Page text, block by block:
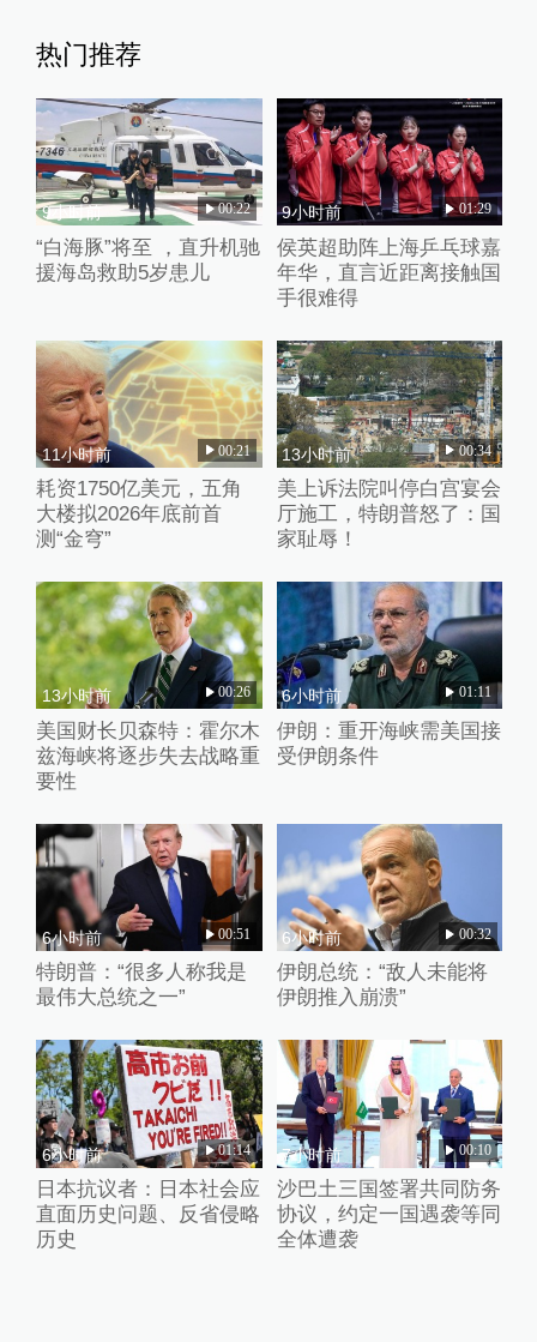
热门推荐
9小时前 00:22
“白海豚”将至 ，直升机驰
援海岛救助5岁患儿
9小时前 01:29
侯英超助阵上海乒乓球嘉
年华，直言近距离接触国
手很难得
11小时前 00:21
耗资1750亿美元，五角
大楼拟2026年底前首
测“金穹”
13小时前 00:34
美上诉法院叫停白宫宴会
厅施工，特朗普怒了：国
家耻辱！
13小时前 00:26
美国财长贝森特：霍尔木
兹海峡将逐步失去战略重
要性
6小时前 01:11
伊朗：重开海峡需美国接
受伊朗条件
6小时前 00:51
特朗普：“很多人称我是
最伟大总统之一”
6小时前 00:32
伊朗总统：“敌人未能将
伊朗推入崩溃”
6小时前 01:14
日本抗议者：日本社会应
直面历史问题、反省侵略
历史
7小时前 00:10
沙巴土三国签署共同防务
协议，约定一国遇袭等同
全体遭袭